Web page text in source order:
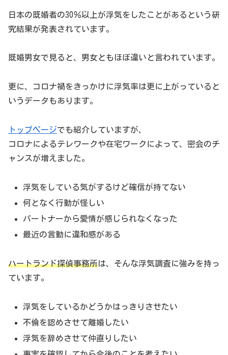
日本の既婚者の30％以上が浮気をしたことがあるという研
究結果が発表されています。
既婚男女で見ると、男女ともほぼ違いと言われています。
更に、コロナ禍をきっかけに浮気率は更に上がっていると
いうデータもあります。
トップページでも紹介していますが、
コロナによるテレワークや在宅ワークによって、密会のチ
ャンスが増えました。
浮気をしている気がするけど確信が持てない
何となく行動が怪しい
パートナーから愛情が感じられなくなった
最近の言動に違和感がある
ハートランド探偵事務所は、そんな浮気調査に強みを持っ
ています。
浮気をしているかどうかはっきりさせたい
不倫を認めさせて離婚したい
浮気を辞めさせて仲直りしたい